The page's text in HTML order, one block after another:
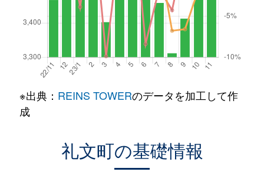
※出典： REINS TOWERのデータを加工して作
成
礼文町の基礎情報